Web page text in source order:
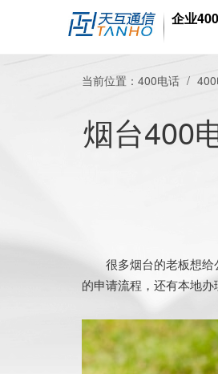
企业
当前位置： 400电话
烟台400
很多烟台的老板想给
的申请流程，还有本地办